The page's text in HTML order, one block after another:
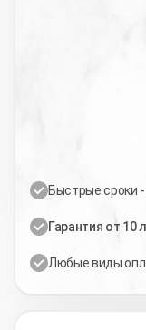
Быстрые сроки -
Гарантия от 10
Любые виды